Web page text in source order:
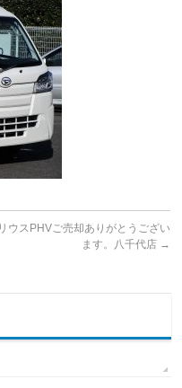
ウスPHVご売却ありがとうござい
ます。八千代店 →